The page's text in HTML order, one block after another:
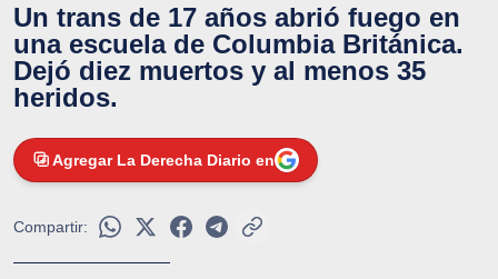
Un trans de 17 años abrió fuego en
una escuela de Columbia Británica.
Dejó diez muertos y al menos 35
heridos.
Agregar La Derecha Diario en
Compartir: